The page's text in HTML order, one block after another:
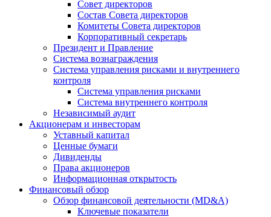
Совет директоров
Состав Совета директоров
Комитеты Совета директоров
Корпоративный секретарь
Президент и Правление
Система вознаграждения
Система управления рисками и внутреннего
контроля
Система управления рисками
Система внутреннего контроля
Независимый аудит
Акционерам и инвесторам
Уставный капитал
Ценные бумаги
Дивиденды
Права акционеров
Информационная открытость
Финансовый обзор
Обзор финансовой деятельности (MD&A)
Ключевые показатели